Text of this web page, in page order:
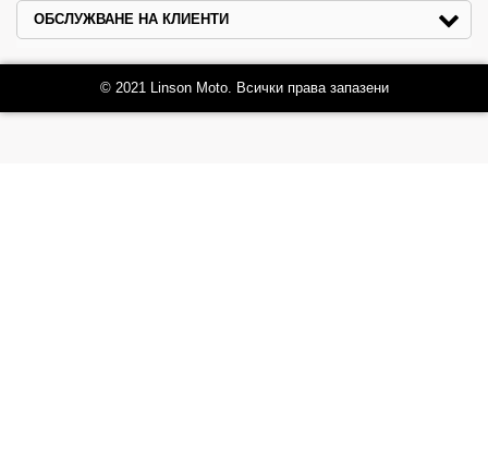
ОБСЛУЖВАНЕ НА КЛИЕНТИ
© 2021 Linson Moto. Всички права запазени